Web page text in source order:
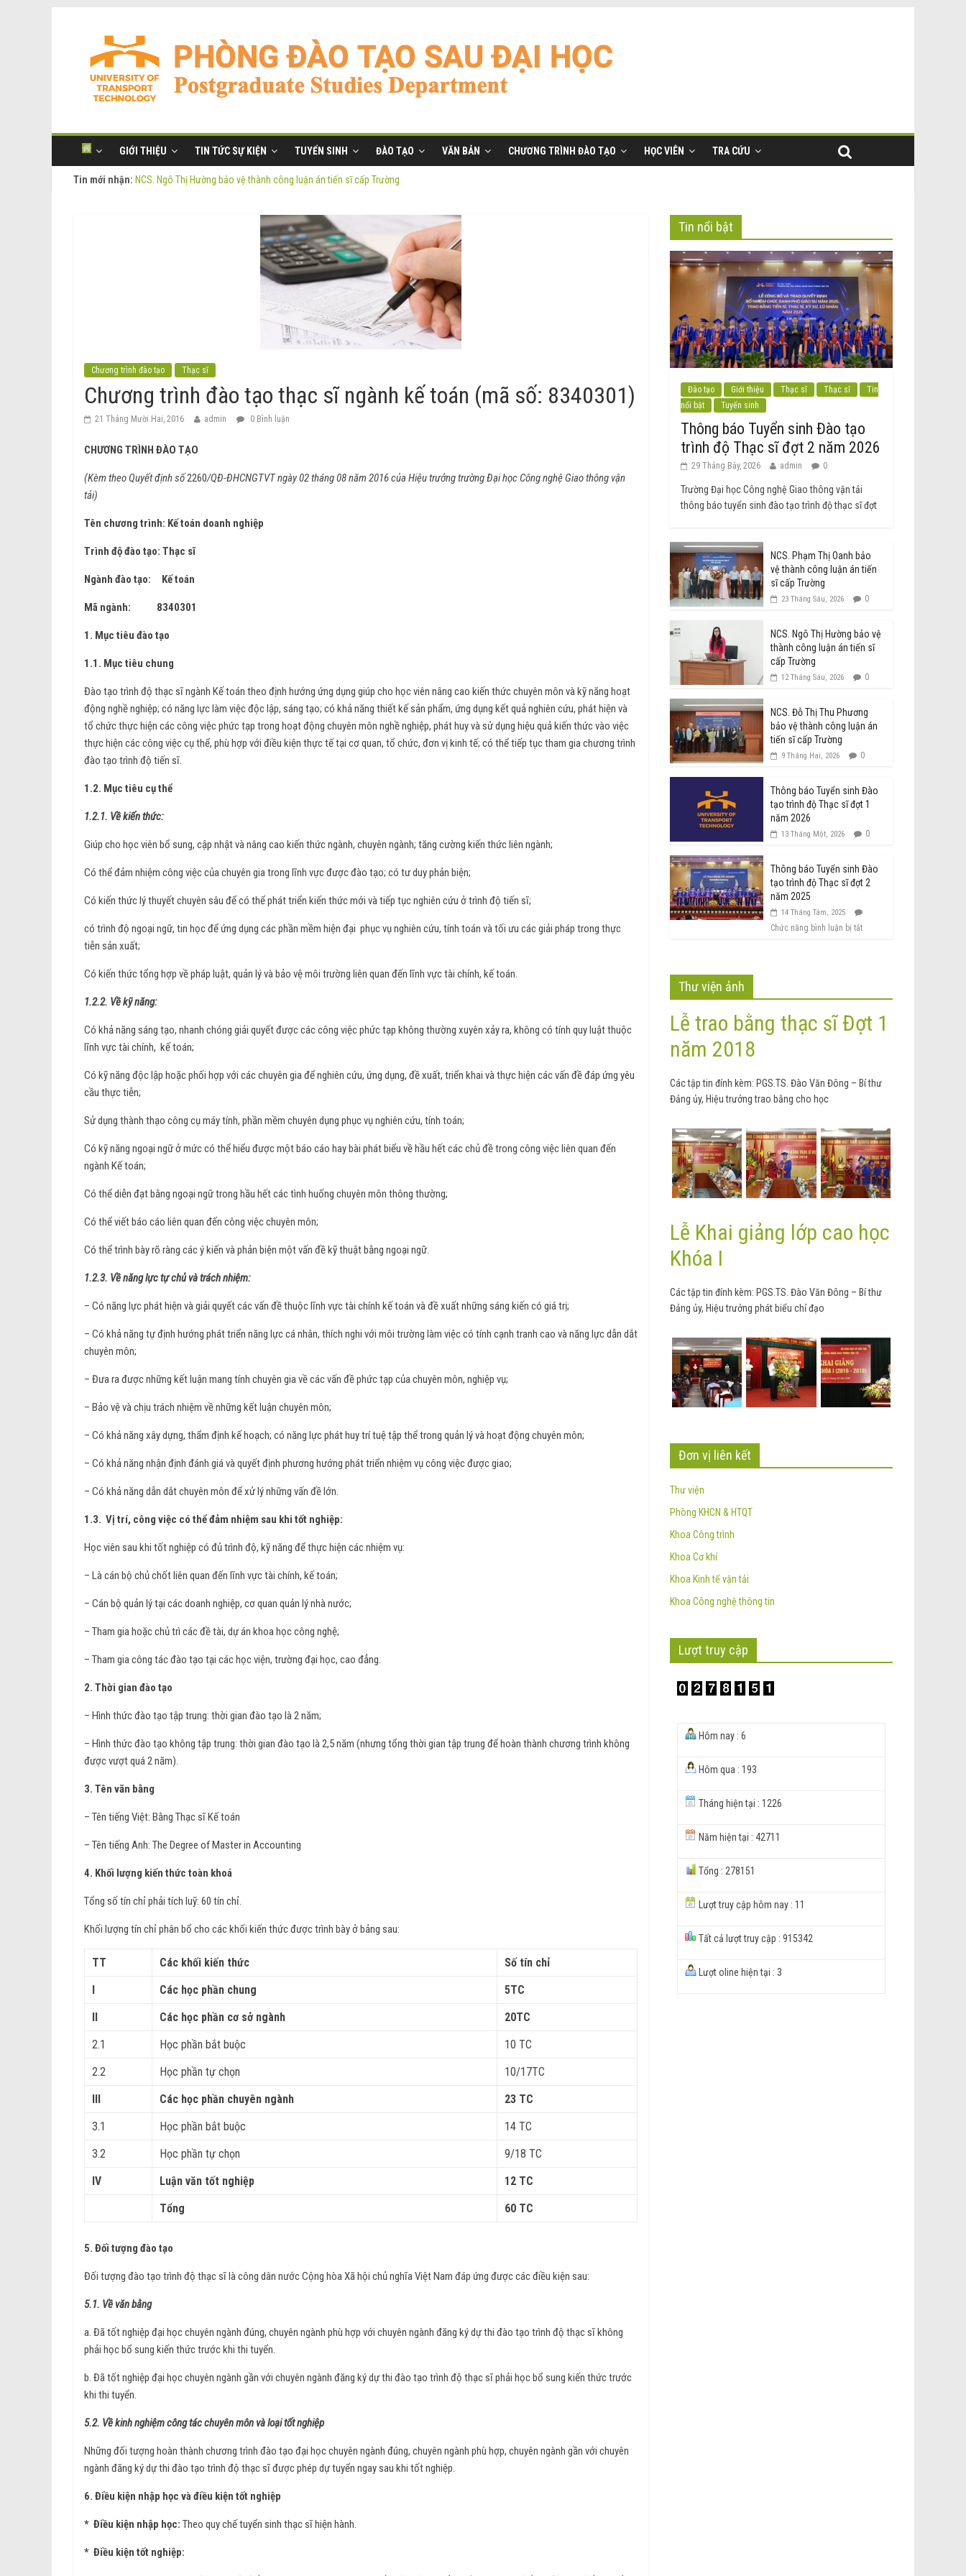
GIỚI THIỆU TIN TỨC SỰ KIỆN TUYỂN SINH ĐÀO TẠO VĂN BẢN CHƯƠNG TRÌNH ĐÀO TẠO HỌC VIÊN TRA CỨU
Tin mới nhận: NCS. Ngô Thị Hường bảo vệ thành công luận án tiến sĩ cấp Trường
Thông tin luận án tiến sĩ của NCS. Ngô Thị Hường
NCS. Phạm Thị Oanh bảo vệ thành công luận án tiến sĩ cấp Trường
Chương trình đào tạo Thạc sĩ
Chương trình đào tạo thạc sĩ ngành kế toán (mã số: 8340301)
21 Tháng Mười Hai, 2016 admin 0 Bình luận
CHƯƠNG TRÌNH ĐÀO TẠO
(Kèm theo Quyết định số2260/QĐ-ĐHCNGTVT ngày 02 tháng 08 năm 2016 của Hiệu trưởng trường Đại học Công nghệ Giao thông vận
tải)
Tên chương trình: Kế toán doanh nghiệp
Trình độ đào tạo: Thạc sĩ
Ngành đào tạo: Kế toán
Mã ngành: 8340301
1. Mục tiêu đào tạo
1.1. Mục tiêu chung
Đào tạo trình độ thạc sĩ ngành Kế toán theo định hướng ứng dụng giúp cho học viên nâng cao kiến thức chuyên môn và kỹ năng hoạt
động nghề nghiệp; có năng lực làm việc độc lập, sáng tạo; có khả năng thiết kế sản phẩm, ứng dụng kết quả nghiên cứu, phát hiện và
tổ chức thực hiện các công việc phức tạp trong hoạt động chuyên môn nghề nghiệp, phát huy và sử dụng hiệu quả kiến thức vào việc
thực hiện các công việc cụ thể, phù hợp với điều kiện thực tế tại cơ quan, tổ chức, đơn vị kinh tế; có thể tiếp tục tham gia chương trình
đào tạo trình độ tiến sĩ.
1.2. Mục tiêu cụ thể
1.2.1. Về kiến thức:
Giúp cho học viên bổ sung, cập nhật và nâng cao kiến thức ngành, chuyên ngành; tăng cường kiến thức liên ngành;
Có thể đảm nhiệm công việc của chuyên gia trong lĩnh vực được đào tạo; có tư duy phản biện;
Có kiến thức lý thuyết chuyên sâu để có thể phát triển kiến thức mới và tiếp tục nghiên cứu ở trình độ tiến sĩ;
có trình độ ngoại ngữ, tin học để ứng dụng các phần mềm hiện đại phục vụ nghiên cứu, tính toán và tối ưu các giải pháp trong thực
tiễn sản xuất;
Có kiến thức tổng hợp về pháp luật, quản lý và bảo vệ môi trường liên quan đến lĩnh vực tài chính, kế toán.
1.2.2. Về kỹ năng:
Có khả năng sáng tạo, nhanh chóng giải quyết được các công việc phức tạp không thường xuyên xảy ra, không có tính quy luật thuộc
lĩnh vực tài chính, kế toán;
Có kỹ năng độc lập hoặc phối hợp với các chuyên gia để nghiên cứu, ứng dụng, đề xuất, triển khai và thực hiện các vấn đề đáp ứng yêu
cầu thực tiễn;
Sử dụng thành thạo công cụ máy tính, phần mềm chuyên dụng phục vụ nghiên cứu, tính toán;
Có kỹ năng ngoại ngữ ở mức có thể hiểu được một báo cáo hay bài phát biểu về hầu hết các chủ đề trong công việc liên quan đến
ngành Kế toán;
Có thể diễn đạt bằng ngoại ngữ trong hầu hết các tình huống chuyên môn thông thường;
Có thể viết báo cáo liên quan đến công việc chuyên môn;
Có thể trình bày rõ ràng các ý kiến và phản biện một vấn đề kỹ thuật bằng ngoại ngữ.
1.2.3. Về năng lực tự chủ và trách nhiệm:
– Có năng lực phát hiện và giải quyết các vấn đề thuộc lĩnh vực tài chính kế toán và đề xuất những sáng kiến có giá trị;
– Có khả năng tự định hướng phát triển năng lực cá nhân, thích nghi với môi trường làm việc có tính cạnh tranh cao và năng lực dẫn dắt
chuyên môn;
– Đưa ra được những kết luận mang tính chuyên gia về các vấn đề phức tạp của chuyên môn, nghiệp vụ;
– Bảo vệ và chịu trách nhiệm về những kết luận chuyên môn;
– Có khả năng xây dựng, thẩm định kế hoạch; có năng lực phát huy trí tuệ tập thể trong quản lý và hoạt động chuyên môn;
– Có khả năng nhận định đánh giá và quyết định phương hướng phát triển nhiệm vụ công việc được giao;
– Có khả năng dẫn dắt chuyên môn để xử lý những vấn đề lớn.
1.3. Vị trí, công việc có thể đảm nhiệm sau khi tốt nghiệp:
Học viên sau khi tốt nghiệp có đủ trình độ, kỹ năng để thực hiện các nhiệm vụ:
– Là cán bộ chủ chốt liên quan đến lĩnh vực tài chính, kế toán;
– Cán bộ quản lý tại các doanh nghiệp, cơ quan quản lý nhà nước;
– Tham gia hoặc chủ trì các đề tài, dự án khoa học công nghệ;
– Tham gia công tác đào tạo tại các học viện, trường đại học, cao đẳng.
2. Thời gian đào tạo
– Hình thức đào tạo tập trung: thời gian đào tạo là 2 năm;
– Hình thức đào tạo không tập trung: thời gian đào tạo là 2,5 năm (nhưng tổng thời gian tập trung để hoàn thành chương trình không
được vượt quá 2 năm).
3. Tên văn bằng
– Tên tiếng Việt: Bằng Thạc sĩ Kế toán
– Tên tiếng Anh: The Degree of Master in Accounting
4. Khối lượng kiến thức toàn khoá
Tổng số tín chỉ phải tích luỹ: 60 tín chỉ.
Khối lượng tín chỉ phân bổ cho các khối kiến thức được trình bày ở bảng sau:
TT Các khối kiến thức
Số tín chỉ
I
Các học phần chung
5TC
II
Các học phần cơ sở ngành 20TC
2.1
Học phần bắt buộc
10 TC
2.2
Học phần tự chọn
10/17TC
III
Các học phần chuyên ngành
23 TC
3.1
Học phần bắt buộc
14 TC
3.2
Học phần tự chọn
9/18 TC
IV
Luận văn tốt nghiệp
12 TC
Tổng
60 TC
5. Đối tượng đào tạo
Đối tượng đào tạo trình độ thạc sĩ là công dân nước Cộng hòa Xã hội chủ nghĩa Việt Nam đáp ứng được các điều kiện sau:
5.1. Về văn bằng
a. Đã tốt nghiệp đại học chuyên ngành đúng, chuyên ngành phù hợp với chuyên ngành đăng ký dự thi đào tạo trình độ thạc sĩ không
phải học bổ sung kiến thức trước khi thi tuyển.
b. Đã tốt nghiệp đại học chuyên ngành gần với chuyên ngành đăng ký dự thi đào tạo trình độ thạc sĩ phải học bổ sung kiến thức trước
khi thi tuyển.
5.2. Về kinh nghiệm công tác chuyên môn và loại tốt nghiệp
Những đối tượng hoàn thành chương trình đào tạo đại học chuyên ngành đúng, chuyên ngành phù hợp, chuyên ngành gần với chuyên
ngành đăng ký dự thi đào tạo trình độ thạc sĩ được phép dự tuyển ngay sau khi tốt nghiệp.
6. Điều kiện nhập học và điều kiện tốt nghiệp
* Điều kiện nhập học: Theo quy chế tuyển sinh thạc sĩ hiện hành.
* Điều kiện tốt nghiệp:
Tin nổi bật
Đào tạo Giới thiệu Thạc sĩ Thạc sĩ
Tin
nổi bật
Tuyển sinh
Thông báo Tuyển sinh Đào tạo
trình độ Thạc sĩ đợt 2 năm 2026
29 Tháng Bảy, 2026 admin 0
Trường Đại học Công nghệ Giao thông vận tải
thông báo tuyển sinh đào tạo trình độ thạc sĩ đợt
NCS. Phạm Thị Oanh bảo
vệ thành công luận án tiến
sĩ cấp Trường
23 Tháng Sáu, 2026 0
NCS. Ngô Thị Hường bảo vệ
thành công luận án tiến sĩ
cấp Trường
12 Tháng Sáu, 2026 0
NCS. Đỗ Thị Thu Phương
bảo vệ thành công luận án
tiến sĩ cấp Trường
9 Tháng Hai, 2026 0
Thông báo Tuyển sinh Đào
tạo trình độ Thạc sĩ đợt 1
năm 2026
13 Tháng Một, 2026 0
Thông báo Tuyển sinh Đào
tạo trình độ Thạc sĩ đợt 2
năm 2025
14 Tháng Tám, 2025
Chức năng bình luận bị tắt
Thư viện ảnh
Lễ trao bằng thạc sĩ Đợt 1
năm 2018
Các tập tin đính kèm: PGS.TS. Đào Văn Đông – Bí thư
Đảng ủy, Hiệu trưởng trao bằng cho học
Lễ Khai giảng lớp cao học
Khóa I
Các tập tin đính kèm: PGS.TS. Đào Văn Đông – Bí thư
Đảng ủy, Hiệu trưởng phát biểu chỉ đạo
Đơn vị liên kết
Thư viện
Phòng KHCN & HTQT
Khoa Công trình
Khoa Cơ khí
Khoa Kinh tế vận tải
Khoa Công nghệ thông tin
Lượt truy cập
Hôm nay : 6
Hôm qua : 193
Tháng hiện tại : 1226
Năm hiện tại : 42711
Tổng : 278151
Lượt truy cập hôm nay : 11
Tất cả lượt truy cập : 915342
Lượt oline hiện tại : 3